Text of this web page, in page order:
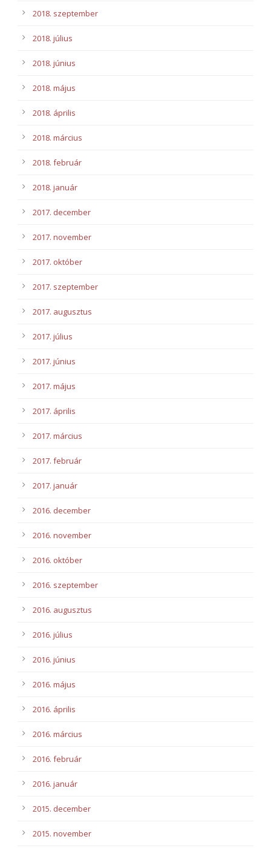
2018. szeptember
2018. július
2018. június
2018. május
2018. április
2018. március
2018. február
2018. január
2017. december
2017. november
2017. október
2017. szeptember
2017. augusztus
2017. július
2017. június
2017. május
2017. április
2017. március
2017. február
2017. január
2016. december
2016. november
2016. október
2016. szeptember
2016. augusztus
2016. július
2016. június
2016. május
2016. április
2016. március
2016. február
2016. január
2015. december
2015. november